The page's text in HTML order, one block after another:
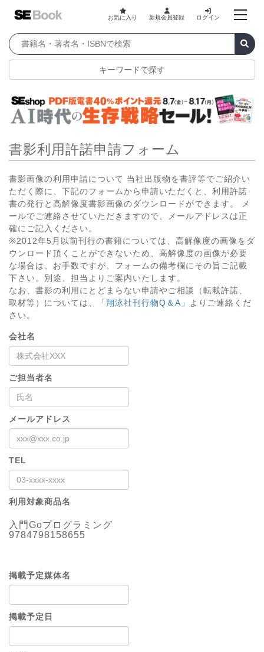
お気に入り 新規会員登録 ログイン
キーワードで探す
書影利用許諾申請フォーム
書影画像の利用申請について 当社出版物を書評等でご紹介い
ただく際に、下記のフォームから申請いただくと、利用許諾
書の発行と高解像度書影画像のダウンロードができます。 メ
ールでご連絡させていただきますので、メールアドレスは正
確にご記入ください。
※2012年5月以前刊行の書籍については、高解像度の画像をダ
ウンロード頂くことができないため、高解像度の画像が必要
な場合は、お手数ですが、フォームの備考欄にその旨ご記載
下さい。別途、担当よりご案内いたします。
なお、書影の利用にとどまらない申請やご相談（転載許諾、
取材等）については、
「翔泳社刊行物Q＆A」
よりご連絡くだ
さい。
会社名
ご担当者名
メールアドレス
TEL
利用対象商品名
入門Goプログラミング
9784798158655
掲載予定媒体名
掲載予定日